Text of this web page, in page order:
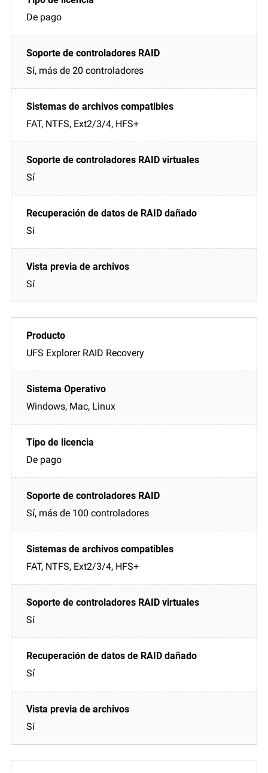
De pago
Sí, más de 20 controladores
FAT, NTFS, Ext2/3/4, HFS+
Sí
Sí
Sí
UFS Explorer RAID Recovery
Windows, Mac, Linux
De pago
Sí, más de 100 controladores
FAT, NTFS, Ext2/3/4, HFS+
Sí
Sí
Sí